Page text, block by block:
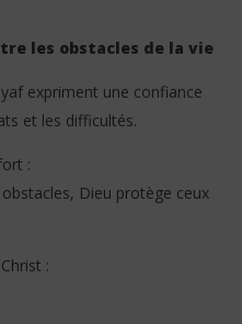
les obstacles de la vie
expriment une confiance
et les difficultés.
:
Dieu protège ceux
: